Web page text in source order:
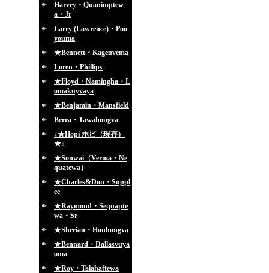
Harvey・Quanimptew
a・Jr
Larry (Lawrence)・Poo
youma
★Bennett・Kagenvema
Loren・Phillips
★Floyd・Namingha・L
omakuyvaya
★Benjamin・Mansfield
Berra・Tawahongva
↓★Hopi ホピ（現存）
★↓
★Sonwai（Verma・Ne
quatewa）
★Charles&Don・Suppl
ee
★Raymond・Sequapte
wa・Sr
★Sherian・Honhongva
★Bennard・Dallasvuya
oma
★Roy・Talahaftewa